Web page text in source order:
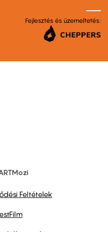
Fejlesztés és üzemeltetés:
Feltételek